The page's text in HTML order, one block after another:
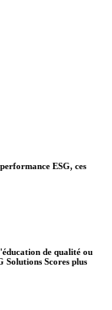
ESG, ces
de qualité ou
Solutions Scores plus